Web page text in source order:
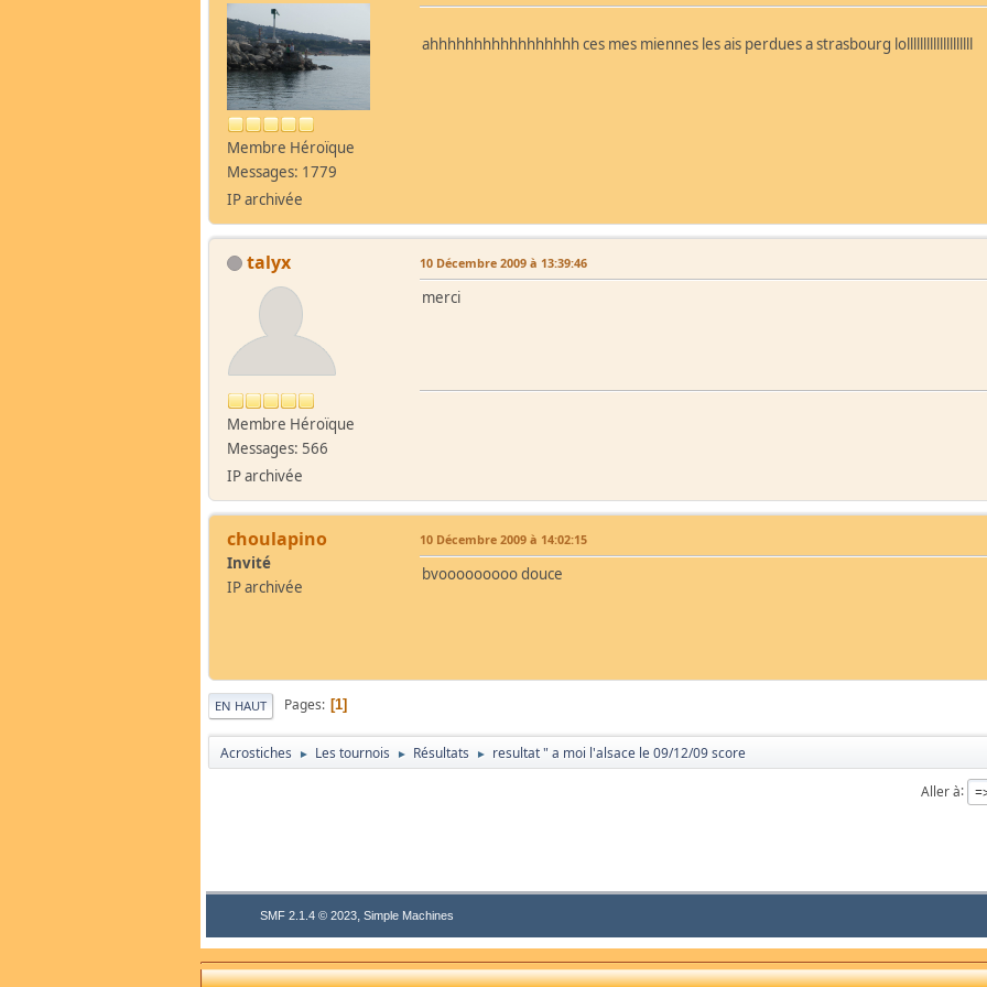
Membre Héroïque
Messages: 1779
IP archivée
ahhhhhhhhhhhhhhhhh ces mes miennes les ais perdues a strasbourg lollllllllllllllllllll
talyx
Membre Héroïque
Messages: 566
IP archivée
10 Décembre 2009 à 13:39:46
merci
choulapino
Invité
IP archivée
10 Décembre 2009 à 14:02:15
bvooooooooo douce
EN HAUT Pages 1
Acrostiches ► Les tournois ► Résultats ► resultat " a moi l'alsace le 09/12/09 score
Aller à
SMF 2.1.4 © 2023, Simple Machines